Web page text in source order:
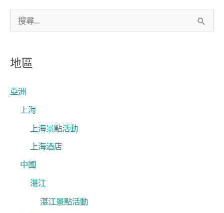
關
鍵
字
地區
亞洲
上海
上海景點活動
上海酒店
中國
湛江
湛江景點活動